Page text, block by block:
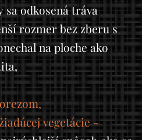
sa odkosená tráva
rozmer bez zberu s
na ploche ako
vegetácie -